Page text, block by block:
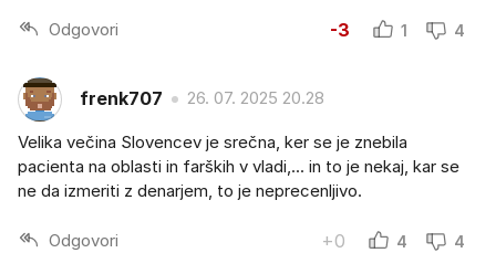
Odgovori -3 1 4
frenk707 26. 07. 2025 20.28
Velika večina Slovencev je srečna, ker se je znebila
pacienta na oblasti in farških v vladi,... in to je nekaj, kar se
ne da izmeriti z denarjem, to je neprecenljivo.
Odgovori +0 4 4